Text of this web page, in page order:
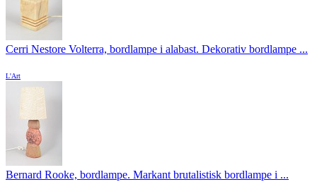
Cerri Nestore Volterra, bordlampe i alabast. Dekorativ bordlampe ...
L'Art
Bernard Rooke, bordlampe. Markant brutalistisk bordlampe i ...